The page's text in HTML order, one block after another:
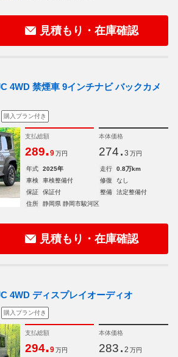
見積もり・在庫確認
4WD 禁煙車 9インチナビ バックカメ
購入プラン付き
支払総額
289.9 万円
本体価格
274. 3 万円
年式 2025年 走行
0.8万km
車検
車検整備付 修復
なし
保証
保証付 整備
法定整備付
住所
静岡県 静岡市駿河区
見積もり・在庫確認
4WD ディスプレイオーディオ
購入プラン付き
支払総額
294.9 万円
本体価格
283. 2 万円